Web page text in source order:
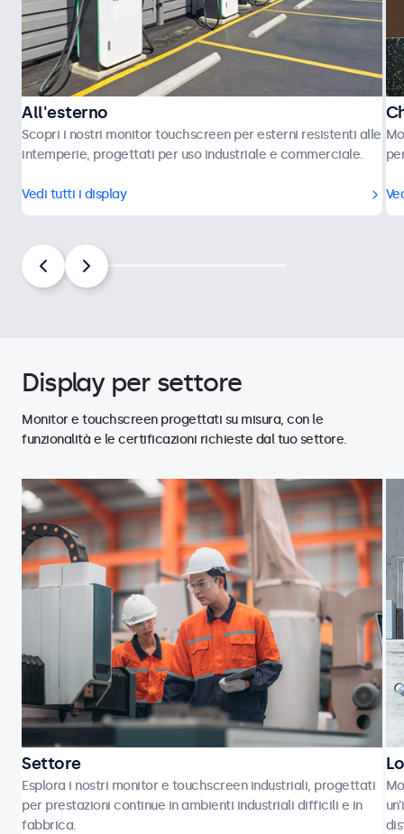
All'esterno
Scopri i nostri monitor touchscreen per esterni resistenti alle
intemperie, progettati per uso industriale e commerciale.
Vedi tutti i display
Display per settore
Monitor e touchscreen progettati su misura, con le
funzionalità e le certificazioni richieste dal tuo settore.
Settore
Esplora i nostri monitor e touchscreen industriali, progettati
per prestazioni continue in ambienti industriali difficili e in
fabbrica.